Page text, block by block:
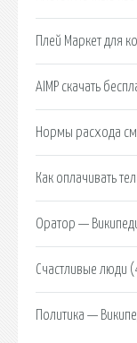
Плей Маркет для
AIMP скачать
Нормы расхода
Как оплачивать
Оратор —
Счастливые люди
Политика —